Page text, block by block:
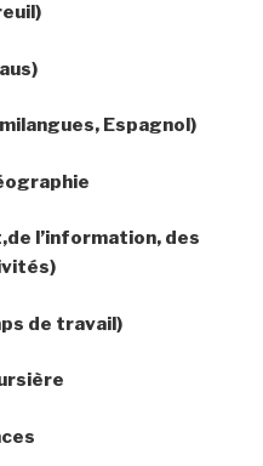
Espagnol)
l’information, des
de travail)